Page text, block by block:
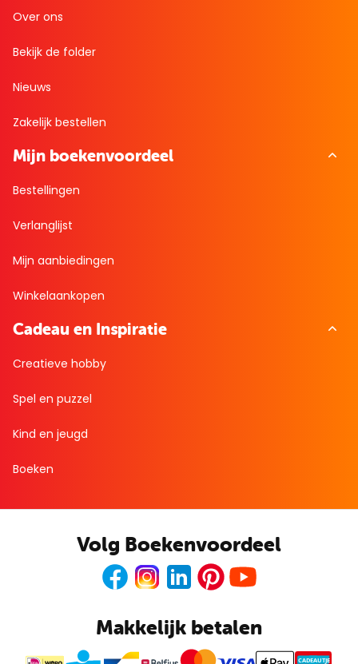
Over ons
Bekijk de folder
Nieuws
Zakelijk bestellen
Mijn boekenvoordeel
Bestellingen
Verlanglijst
Mijn aanbiedingen
Winkelaankopen
Cadeau en Inspiratie
Creatieve hobby
Spel en puzzel
Kind en jeugd
Boeken
Volg Boekenvoordeel
FacebookInstagramLinkedInPinterest
Makkelijk betalen
CADEAUTJE